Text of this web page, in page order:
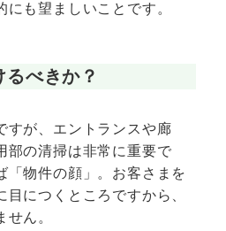
も望ましいことです。
るべきか？
すが、エントランスや廊
部の清掃は非常に重要で
「物件の顔」。お客さまを
目につくところですから、
ん。